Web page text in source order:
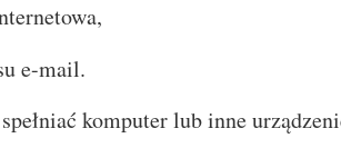
e-mail.
komputer lub inne